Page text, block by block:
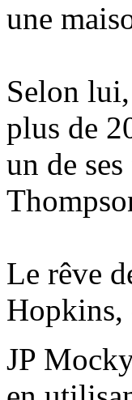
une
Selon
plus de
un de
Le rêve
Hopkins,
JP